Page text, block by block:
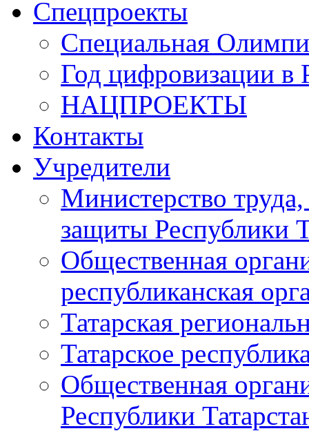
Спецпроекты
Специальная
Год цифровизации в
НАЦПРОЕКТЫ
Контакты
Учредители
Министерство
защиты Республики
Общественная
республиканская
Татарская
Татарское
Общественная
Республики